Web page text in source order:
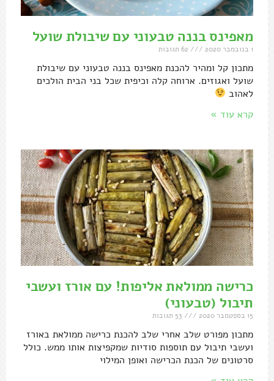
מאפינס בננה טבעוני עם שיבולת שועל
1 בנובמבר 2020
מתכון קל ומהיר להכנת מאפינס בננה טבעוני עם שיבולת
שועל ואגוזים. ארוחה קלה וכיפית שכל בני הבית הולכים
לאהוב
קרא עוד »
כרישה ממולאת אליפות! עם אורז ועשבי
תיבול (טבעוני)
15 בספטמבר 2020
מתכון מפורט שלב אחרי שלב להכנת כרישה ממולאת באורז
ועשבי תיבול עם תוספות סודיות שמקפיצות אותו ממש. כולל
סרטונים של הכנת הכרישה ואופן המילוי